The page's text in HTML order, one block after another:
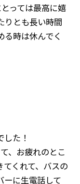
っては最高に嬉
りとも長い時間
時は休んでく
た！
、お疲れのとこ
くれて、バスの
ーに生電話して